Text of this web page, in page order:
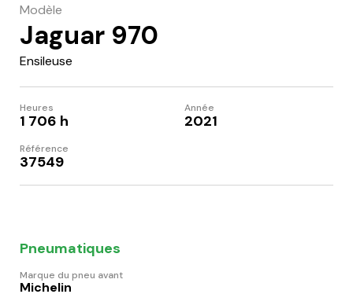
Modèle
Jaguar 970
Ensileuse
Heures
1 706 h
Année
2021
Référence
37549
Pneumatiques
Marque du pneu avant
Michelin